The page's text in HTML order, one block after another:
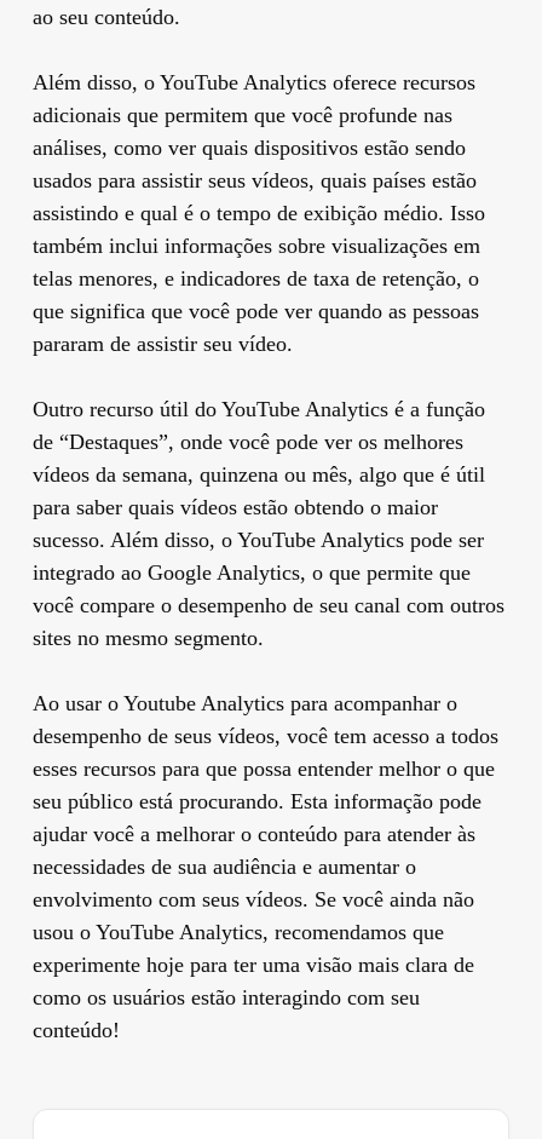
ao seu conteúdo.
Além disso, o YouTube Analytics oferece recursos
adicionais que permitem que você profunde nas
análises, como ver quais dispositivos estão sendo
usados ​​para assistir seus vídeos, quais países estão
assistindo e qual é o tempo de exibição médio. Isso
também inclui informações sobre visualizações em
telas menores, e indicadores de taxa de retenção, o
que significa que você pode ver quando as pessoas
pararam de assistir seu vídeo.
Outro recurso útil do YouTube Analytics é a função
de “Destaques”, onde você pode ver os melhores
vídeos da semana, quinzena ou mês, algo que é útil
para saber quais vídeos estão obtendo o maior
sucesso. Além disso, o YouTube Analytics pode ser
integrado ao Google Analytics, o que permite que
você compare o desempenho de seu canal com outros
sites no mesmo segmento.
Ao usar o Youtube Analytics para acompanhar o
desempenho de seus vídeos, você tem acesso a todos
esses recursos para que possa entender melhor o que
seu público está procurando. Esta informação pode
ajudar você a melhorar o conteúdo para atender às
necessidades de sua audiência e aumentar o
envolvimento com seus vídeos. Se você ainda não
usou o YouTube Analytics, recomendamos que
experimente hoje para ter uma visão mais clara de
como os usuários estão interagindo com seu
conteúdo!